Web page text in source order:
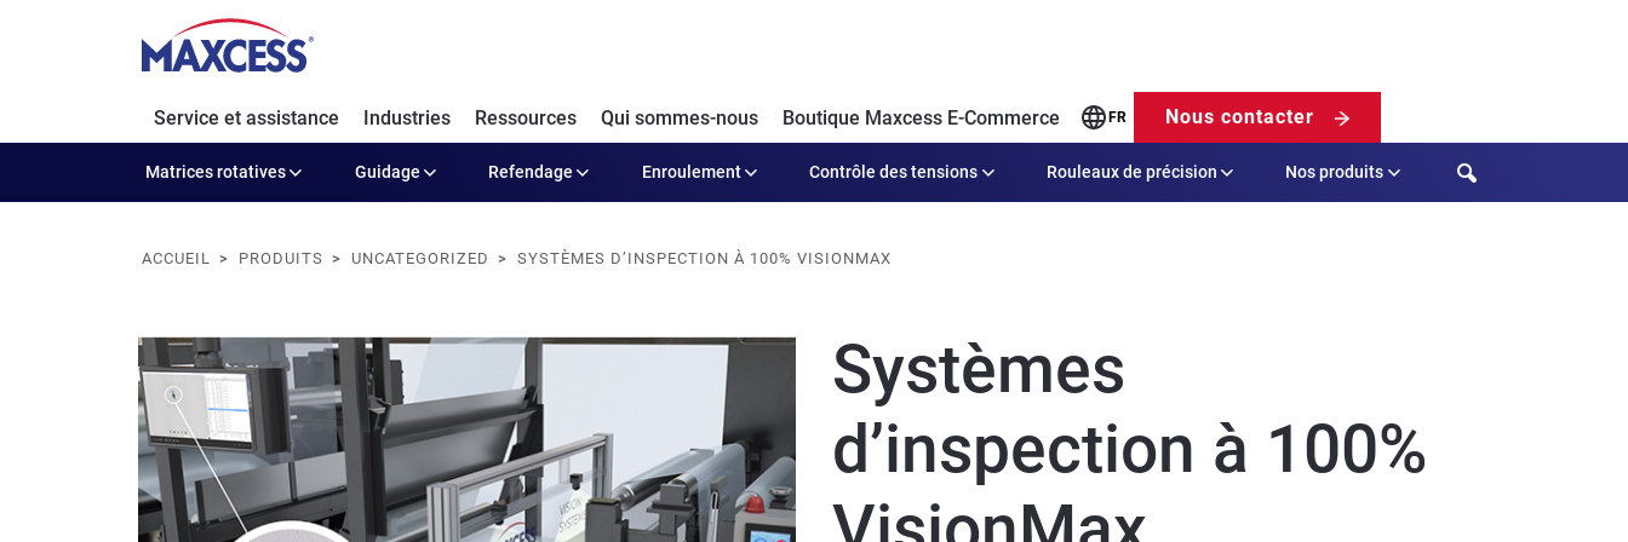
Service et assistance Industries Ressources Qui sommes-nous Boutique Maxcess E-Commerce FR Nous contacter
Matrices rotatives Guidage Refendage Enroulement Contrôle des tensions Rouleaux de précision Nos produits Search
ACCUEIL PRODUITS UNCATEGORIZED SYSTÈMES D’INSPECTION À 100% VISIONMAX
Systèmes
d’inspection à 100%